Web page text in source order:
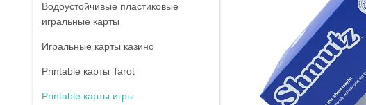
Водоустойчивые пластиковые
игральные карты
Игральные карты казино
Printable карты Tarot
Printable карты игры